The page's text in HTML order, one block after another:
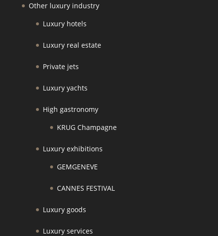
Other luxury industry
Luxury hotels
Luxury real estate
Private jets
Luxury yachts
High gastronomy
KRUG Champagne
Luxury exhibitions
GEMGENEVE
CANNES FESTIVAL
Luxury goods
Luxury services